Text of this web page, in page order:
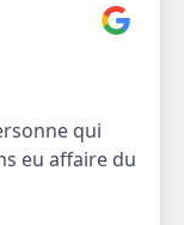
qui
eu affaire du